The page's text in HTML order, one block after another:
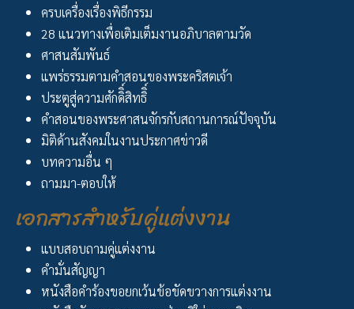
ครบเครื่องเรื่องพิธีกรรม
28 แนวทางเพื่อเติมเต็มงานอภิบาลตามวัด
ศาสนสัมพันธ์
แพร่ธรรมตามคำสอนของพระคริสตเจ้า
ประตูสู่ความศักดิิ์สิทธิิ์
คำสอนของพระศาสนจักรกับสถานการณ์ปัจจุบัน
มิติด้านสังคมในงานประกาศข่าวดี
บทความอื่น ๆ
ถามมา-ตอบให้
เอกสารสำหรับคู่แต่งงาน
แบบสอบถามคู่แต่งงาน
คำมั่นสัญญา
หนังสือคำร้องขอยกเว้นข้อขัดขวางการแต่งงาน